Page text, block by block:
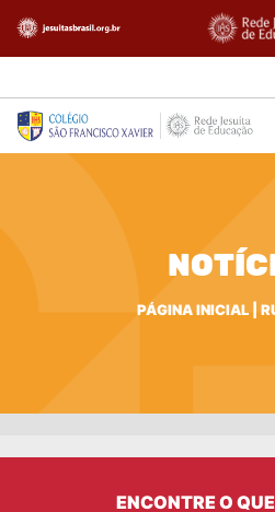
PÁGINA INICIAL|
ENCONTRE O